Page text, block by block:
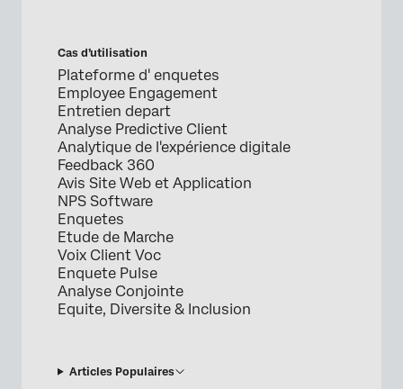
Cas d’utilisation
Plateforme d' enquetes
Employee Engagement
Entretien depart
Analyse Predictive Client
Analytique de l'expérience digitale
Feedback 360
Avis Site Web et Application
NPS Software
Enquetes
Etude de Marche
Voix Client Voc
Enquete Pulse
Analyse Conjointe
Equite, Diversite & Inclusion
Articles Populaires